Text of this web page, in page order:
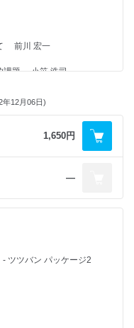
鉄道探求読本
事例 首都高技術（株）
工場立会検査サービス
耐震補強工法
耐震補強技術の開発
箱堤高架橋
─
真士/菊地 佑磨
樹/松井 延行
前川 宏一
課題 小笹 浩司
25年を迎えて） 大江 慎一
弘
屋川橋
けた取組み
竜一/志賀 行徳
年12月06日)
1,650円
―
ツツバン パッケージ2